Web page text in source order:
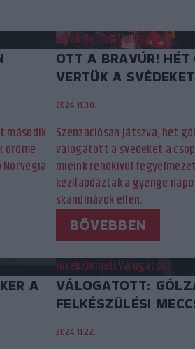
második
öröme
HírekKiemeltVálogatott
OTT A BRAVÚR! HÉT
VERTÜK A
2024.11.30.
Szenzációsan játszva, hét
válogatott a svédeket a
mieink rendkívül
kézilabdáztak a gyenge
skandinávok ellen.
BŐVEBBEN
A
HírekKiemeltVálogatott
VÁLOGATOTT:
FELKÉSZÜLÉSI
2024.11.22.